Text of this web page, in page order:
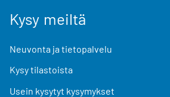
Kysy meiltä
Neuvonta ja tietopalvelu
Kysy tilastoista
Usein kysytyt kysymykset